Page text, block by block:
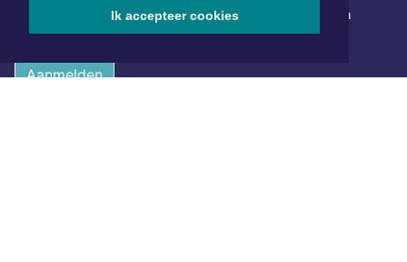
Ik accepteer cookies
Schrijf je in voor onze nieuwsbrief en krijg wekelijks een
samenvatting van alle gebeurtenissen uit jouw regio.
Aanmelden